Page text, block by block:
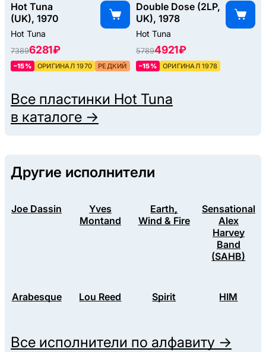
Hot Tuna
(UK), 1970
Hot Tuna
73896281 ₽
–15% ОРИГИНАЛ 1970 РЕДКИЙ
Double Dose (2LP,
UK), 1978
Hot Tuna
57894921 ₽
–15% ОРИГИНАЛ 1978
Все пластинки Hot Tuna
в каталоге →
Другие исполнители
Joe Dassin
Yves
Montand
Earth,
Wind & Fire
Sensational
Alex
Harvey
Band
(SAHB)
Arabesque Lou Reed Spirit HIM
Все исполнители по алфавиту →